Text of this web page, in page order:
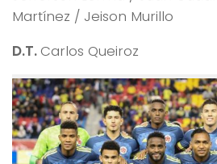
Martínez / Jeison Murillo
D.T.Carlos Queiroz